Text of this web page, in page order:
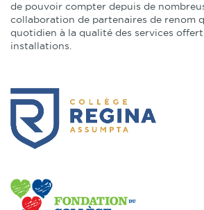
de pouvoir compter depuis de
collaboration de partenaires de renom
quotidien à la qualité des services
installations.